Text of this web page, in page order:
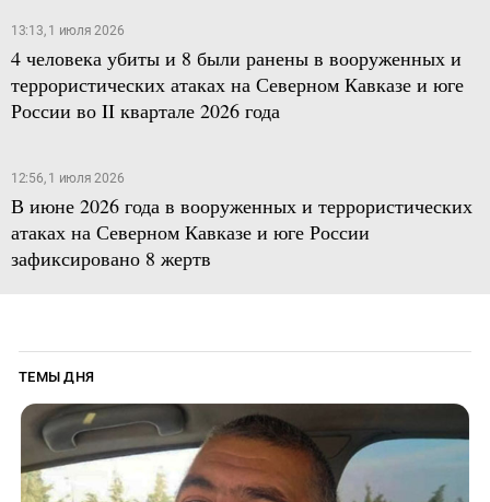
13:13, 1 июля 2026
4 человека убиты и 8 были ранены в вооруженных и
террористических атаках на Северном Кавказе и юге
России во II квартале 2026 года
12:56, 1 июля 2026
В июне 2026 года в вооруженных и террористических
атаках на Северном Кавказе и юге России
зафиксировано 8 жертв
ТЕМЫ ДНЯ